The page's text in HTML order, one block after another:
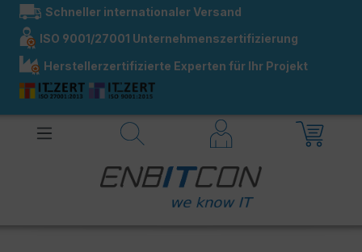
springen
Schneller internationaler Versand
ISO 9001/27001 Unternehmenszertifizierung
Herstellerzertifizierte Experten für Ihr Projekt